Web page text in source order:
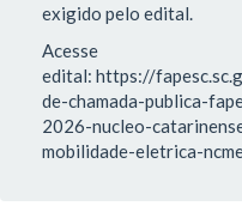
exigido pelo edital.
edital: https://
de-chamada-publica-
2026-nucleo-
mobilidade-eletrica-